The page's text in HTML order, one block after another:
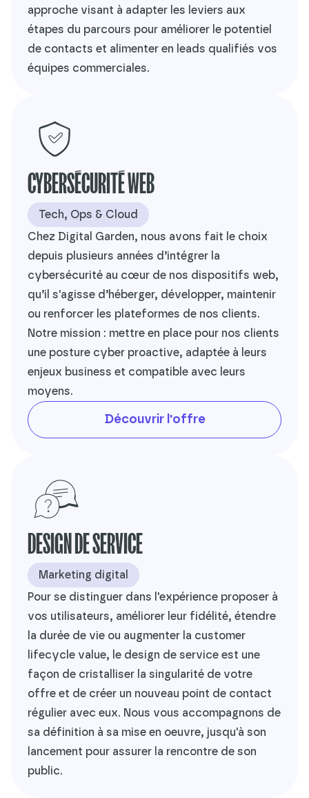
approche visant à adapter les leviers aux
étapes du parcours pour améliorer le potentiel
de contacts et alimenter en leads qualifiés vos
équipes commerciales.
CYBERSÉCURITÉ WEB
Tech, Ops & Cloud
Chez Digital Garden, nous avons fait le choix
depuis plusieurs années d’intégrer la
cybersécurité au cœur de nos dispositifs web,
qu’il s'agisse d’héberger, développer, maintenir
ou renforcer les plateformes de nos clients.
Notre mission : mettre en place pour nos clients
une posture cyber proactive, adaptée à leurs
enjeux business et compatible avec leurs
moyens.
Découvrir l'offre
DESIGN DE SERVICE
Marketing digital
Pour se distinguer dans l'expérience proposer à
vos utilisateurs, améliorer leur fidélité, étendre
la durée de vie ou augmenter la customer
lifecycle value, le design de service est une
façon de cristalliser la singularité de votre
offre et de créer un nouveau point de contact
régulier avec eux. Nous vous accompagnons de
sa définition à sa mise en oeuvre, jusqu'à son
lancement pour assurer la rencontre de son
public.